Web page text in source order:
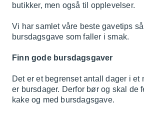
butikker, men også til opplevelser.
Vi har samlet våre beste gavetips
bursdagsgave som faller i smak.
Finn gode bursdagsgaver
Det er et begrenset antall dager i et
er bursdager. Derfor bør og skal de
kake og med bursdagsgave.